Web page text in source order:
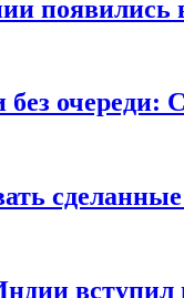
появились
без
вступил